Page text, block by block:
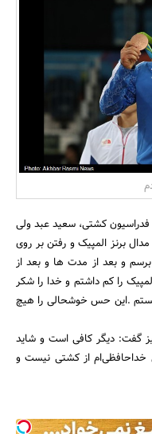
مسکن و ساختمان
فدراسیون کشتی، سعید عبد ولی
گرفتن مدال برنز المپیک و رفتن بر روی
و بعد از مدت ها و بعد از
را کم داشتم و خدا را شکر
.این حس خوشحالی را هیچ
گفت: دیگر کافی است و شاید
خداحافظی‌ام از کشتی نیست و